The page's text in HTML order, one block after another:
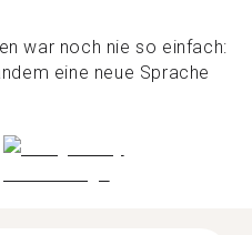
war noch nie so einfach:
eine neue Sprache